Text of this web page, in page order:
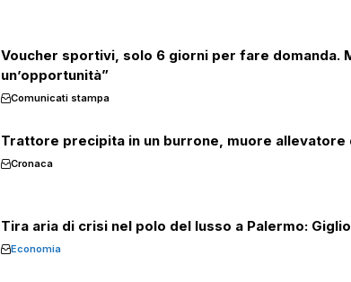
Voucher sportivi, solo 6 giorni per fare domanda.
un’opportunità”
Comunicati stampa
Trattore precipita in un burrone, muore allevatore
Cronaca
Tira aria di crisi nel polo del lusso a Palermo:
Economia